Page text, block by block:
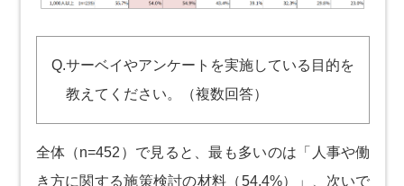
Q.サーベイやアンケートを実施している目的を
教えてください。（複数回答）
全体（n=452）で見ると、最も多いのは「人事や働
き方に関する施策検討の材料（54.4%）」、次いで